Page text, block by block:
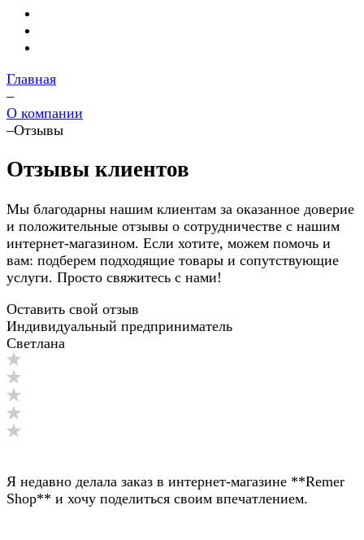
Главная
–
О компании
–Отзывы
Отзывы клиентов
Мы благодарны нашим клиентам за оказанное доверие
и положительные отзывы о сотрудничестве с нашим
интернет-магазином. Если хотите, можем помочь и
вам: подберем подходящие товары и сопутствующие
услуги. Просто свяжитесь с нами!
Оставить свой отзыв
Индивидуальный предприниматель
Светлана
Я недавно делала заказ в интернет-магазине **Remer
Shop** и хочу поделиться своим впечатлением.